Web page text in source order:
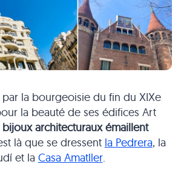
la bourgeoisie du fin du XIXe
la beauté de ses édifices Art
bijoux architecturaux émaillent
là que se dressent la Pedrera, la
et la Casa Amatller.